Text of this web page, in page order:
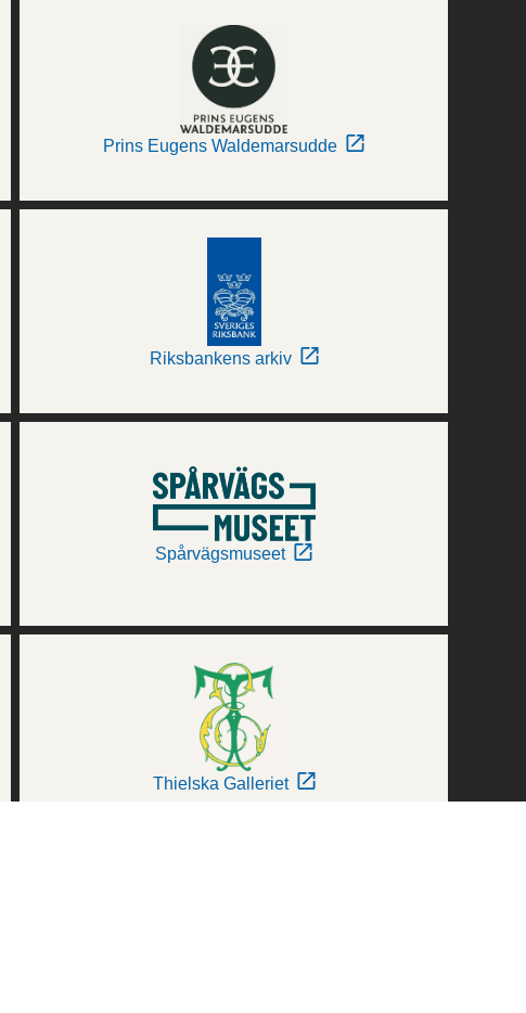
Prins Eugens Waldemarsudde
Riksbankens arkiv
Spårvägsmuseet
Thielska Galleriet